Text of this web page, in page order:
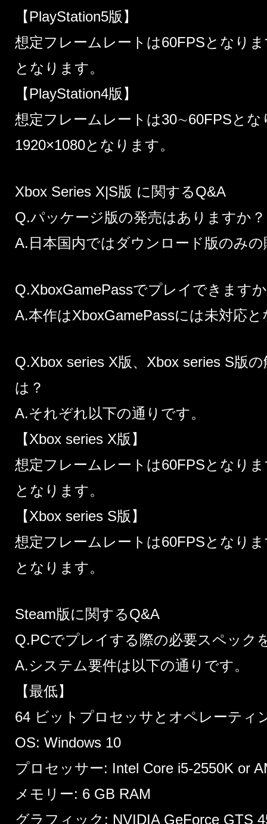
【PlayStation5版】
想定フレームレートは60FPSとなり
となります。
【PlayStation4版】
想定フレームレートは30∼60FPSとな
1920×1080となります。
Xbox Series X|S版 に関するQ&A
Q.パッケージ版の発売はありますか？
A.日本国内ではダウンロード版のみ
Q.XboxGamePassでプレイできます
A.本作はXboxGamePassには未対応
Q.Xbox series X版、Xbox series S版
は？
A.それぞれ以下の通りです。
【Xbox series X版】
想定フレームレートは60FPSとなり
となります。
【Xbox series S版】
想定フレームレートは60FPSとなり
となります。
Steam版に関するQ&A
Q.PCでプレイする際の必要スペック
A.システム要件は以下の通りです。
【最低】
64 ビットプロセッサとオペレーティ
OS: Windows 10
プロセッサー: Intel Core i5-2550K or
メモリー: 6 GB RAM
グラフィック: NVIDIA GeForce GTS